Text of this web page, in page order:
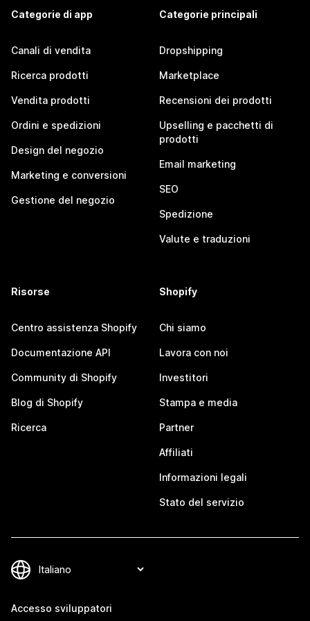
Categorie di app
Canali di vendita
Ricerca prodotti
Vendita prodotti
Ordini e spedizioni
Design del negozio
Marketing e conversioni
Gestione del negozio
Categorie principali
Dropshipping
Marketplace
Recensioni dei prodotti
Upselling e pacchetti di
prodotti
Email marketing
SEO
Spedizione
Valute e traduzioni
Risorse
Centro assistenza Shopify
Documentazione API
Community di Shopify
Blog di Shopify
Ricerca
Shopify
Chi siamo
Lavora con noi
Investitori
Stampa e media
Partner
Affiliati
Informazioni legali
Stato del servizio
Accesso sviluppatori